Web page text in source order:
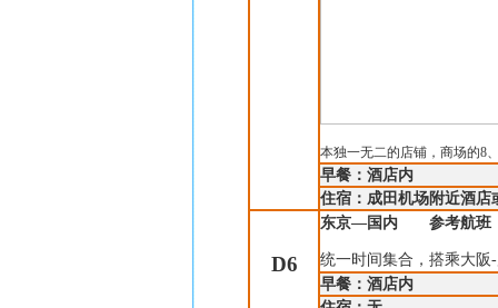
本独一无二的店铺，商场的8
早餐：酒店内
住宿：成田机场附近酒店
D6
东京—国内 参考航班
统一时间集合，搭乘大阪-
早餐：酒店内